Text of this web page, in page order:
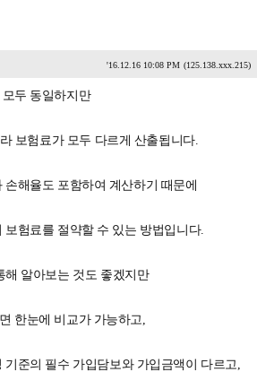
'16.12.16 10:08 PM (125.138.xxx.215)
두 동일하지만
보험료가 모두 다르게 산출됩니다.
해율도 포함하여 계산하기 때문에
보험료를 절약할 수 있는 방법입니다.
해 알아보는 것도 좋겠지만
한눈에 비교가 가능하고,
기준의 필수 가입담보와 가입금액이 다르고,